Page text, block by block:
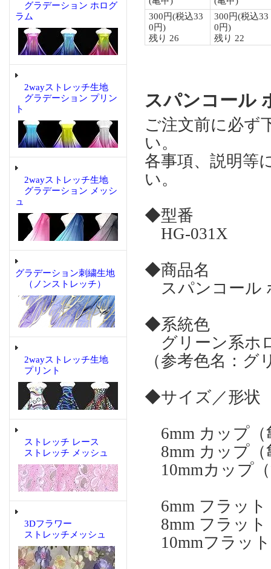
グラデーション ホログ
ラム
2wayストレッチ生地
グラデーション プリン
ト
2wayストレッチ生地
グラデーション メッシ
ュ
グラデーション刺繍生地
（ノンストレッチ）
2wayストレッチ生地
プリント
ストレッチ レース
ストレッチ メッシュ
3Dフラワー
ストレッチメッシュ
スパンコール
ご注文前に必ず
い。
各事項、説明等
い。
◆型番
HG-031X
◆商品名
スパンコール
◆系統色
グリーン系ホ
（参考色名：
◆サイズ／形状
6mm カップ（
8mm カップ（
10mmカップ
6mm フラット
8mm フラット
10mmフラッ